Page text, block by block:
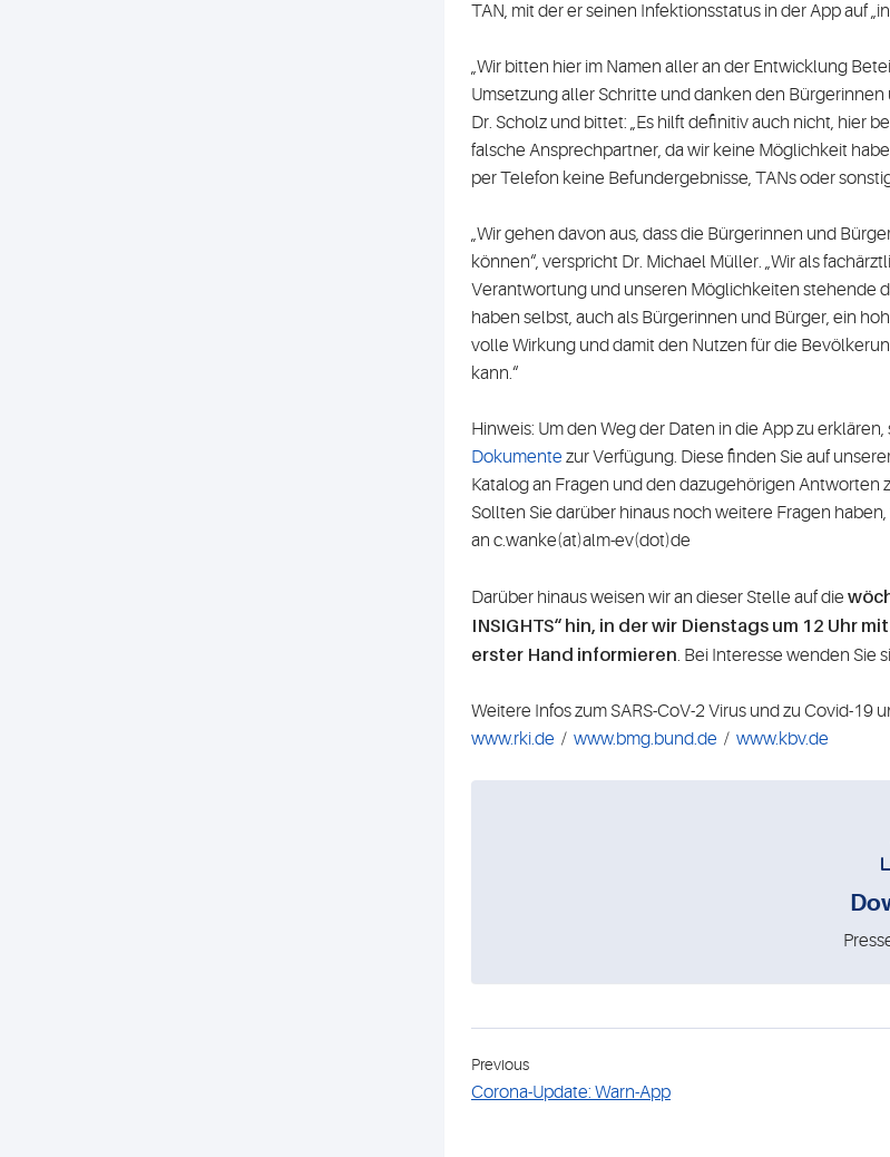
TAN, mit der er seinen Infektionsstatus in der App auf
„Wir bitten hier im Namen aller an der Entwicklung
Umsetzung aller Schritte und danken den Bürgerinnen
Dr. Scholz und bittet: „Es hilft definitiv auch nicht, hier
falsche Ansprechpartner, da wir keine Möglichkeit
per Telefon keine Befundergebnisse, TANs oder
„Wir gehen davon aus, dass die Bürgerinnen und
können“, verspricht Dr. Michael Müller. „Wir als
Verantwortung und unseren Möglichkeiten stehende
haben selbst, auch als Bürgerinnen und Bürger, ein
volle Wirkung und damit den Nutzen für die
kann.“
Hinweis: Um den Weg der Daten in die App zu erklären,
Dokumente zur Verfügung. Diese finden Sie auf
Katalog an Fragen und den dazugehörigen Antworten
Sollten Sie darüber hinaus noch weitere Fragen
an c.wanke(at)alm-ev(dot)de
Darüber hinaus weisen wir an dieser Stelle auf die
INSIGHTS“ hin, in der wir Dienstags um 12 Uhr
erster Hand informieren. Bei Interesse wenden Sie
Weitere Infos zum SARS-CoV-2 Virus und zu Covid-19
www.rki.de / www.bmg.bund.de / www.kbv.de
Previous
Corona-Update: Warn-App